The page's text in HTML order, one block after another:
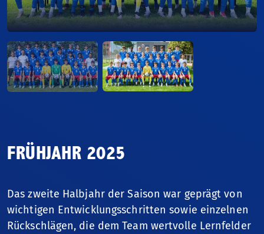
Fussballjahr
Nationalteams
Spitzenfussball
Sportschule
Frauenfussball
FRÜHJAHR 2025
Das zweite Halbjahr der Saison war geprägt von
wichtigen Entwicklungsschritten sowie einzelnen
Rückschlägen, die dem Team wertvolle Lernfelder